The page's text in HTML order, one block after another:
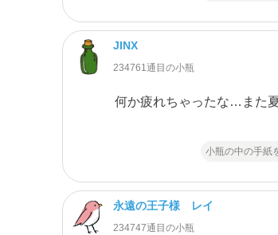
JINX
234761通目の小瓶
何か疲れちゃったな…また
小瓶の中の手紙
永遠の王子様 レイ
234747通目の小瓶